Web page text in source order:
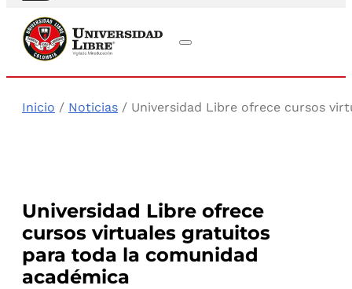
Inicio / Noticias / Universidad Libre ofrece cursos
Universidad Libre ofrece
cursos virtuales gratuitos
para toda la comunidad
académica